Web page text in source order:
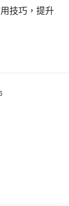
技巧，提升